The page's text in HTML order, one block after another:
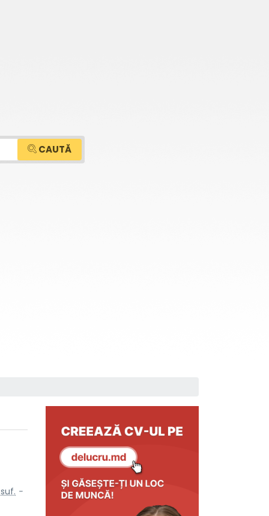
CAUTĂ
suf. -